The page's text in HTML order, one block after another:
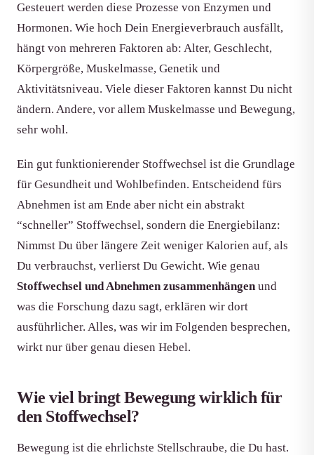
Gesteuert werden diese Prozesse von Enzymen und
Hormonen. Wie hoch Dein Energieverbrauch ausfällt,
hängt von mehreren Faktoren ab: Alter, Geschlecht,
Körpergröße, Muskelmasse, Genetik und
Aktivitätsniveau. Viele dieser Faktoren kannst Du nicht
ändern. Andere, vor allem Muskelmasse und Bewegung,
sehr wohl.
Ein gut funktionierender Stoffwechsel ist die Grundlage
für Gesundheit und Wohlbefinden. Entscheidend fürs
Abnehmen ist am Ende aber nicht ein abstrakt
“schneller” Stoffwechsel, sondern die Energiebilanz:
Nimmst Du über längere Zeit weniger Kalorien auf, als
Du verbrauchst, verlierst Du Gewicht. Wie genau
Stoffwechsel und Abnehmen zusammenhängenund
was die Forschung dazu sagt, erklären wir dort
ausführlicher. Alles, was wir im Folgenden besprechen,
wirkt nur über genau diesen Hebel.
Wie viel bringt Bewegung wirklich für
den Stoffwechsel?
Bewegung ist die ehrlichste Stellschraube, die Du hast.